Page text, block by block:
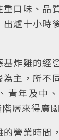
口味、品
爐十小時
炸雞的經
主，所不
青年及中
層來得廣
營業時間